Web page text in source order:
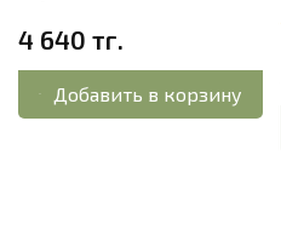
4 640 тг.
Добавить в корзину